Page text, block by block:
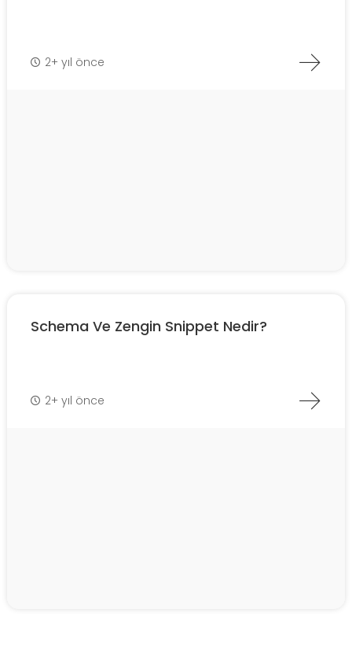
2+ yıl önce
Schema Ve Zengin Snippet Nedir?
2+ yıl önce